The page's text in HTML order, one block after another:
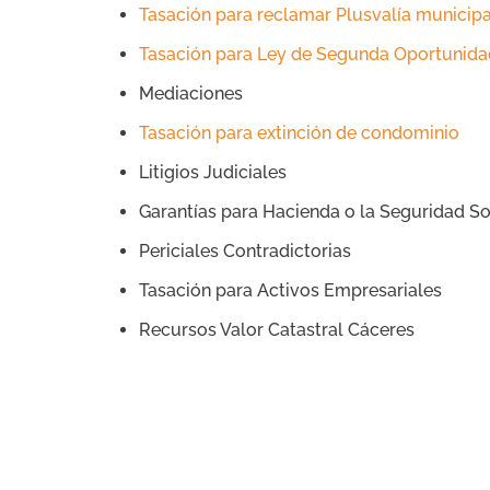
Tasación para reclamar Plusvalía
Tasación para Ley de Segunda
Mediaciones
Tasación para extinción de condominio
Litigios Judiciales
Garantías para Hacienda o la Seguridad
Periciales Contradictorias
Tasación para Activos Empresariales
Recursos Valor Catastral Cáceres